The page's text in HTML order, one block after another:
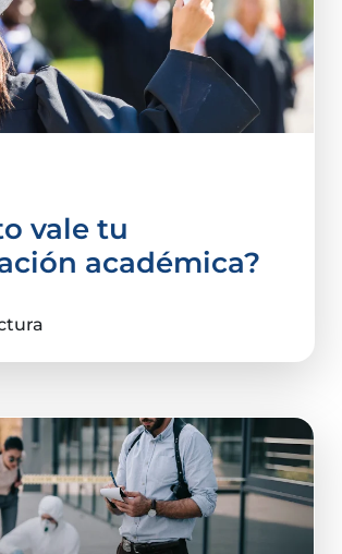
vale tu
académica?